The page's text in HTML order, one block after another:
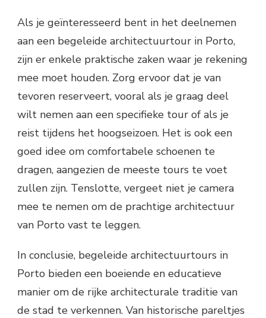
Als je geïnteresseerd bent in het deelnemen
aan een begeleide architectuurtour in Porto,
zijn er enkele praktische zaken waar je rekening
mee moet houden. Zorg ervoor dat je van
tevoren reserveert, vooral als je graag deel
wilt nemen aan een specifieke tour of als je
reist tijdens het hoogseizoen. Het is ook een
goed idee om comfortabele schoenen te
dragen, aangezien de meeste tours te voet
zullen zijn. Tenslotte, vergeet niet je camera
mee te nemen om de prachtige architectuur
van Porto vast te leggen.
In conclusie, begeleide architectuurtours in
Porto bieden een boeiende en educatieve
manier om de rijke architecturale traditie van
de stad te verkennen. Van historische pareltjes